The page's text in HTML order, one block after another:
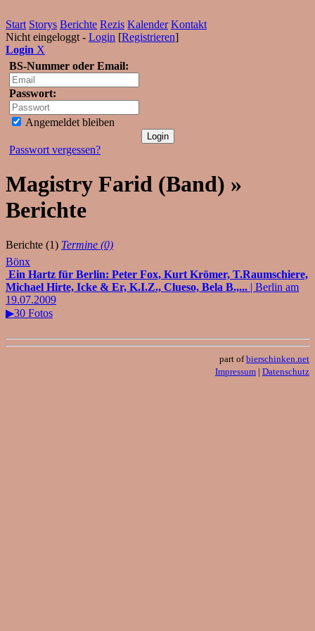
Start Storys Berichte Rezis Kalender Kontakt
Nicht eingeloggt - Login [Registrieren]
Login X
BS-Nummer oder Email:
Passwort:
Angemeldet bleiben
Passwort vergessen?
Magistry Farid (Band) »
Berichte
Berichte (1) Termine (0)
Bönx
Ein Hartz für Berlin: Peter Fox, Kurt Krömer, T.Raumschiere,
Michael Hirte, Icke & Er, K.I.Z., Clueso, Bela B.,... | Berlin am
19.07.2009
▶30 Fotos
part ofbierschinken.net
Impressum | Datenschutz